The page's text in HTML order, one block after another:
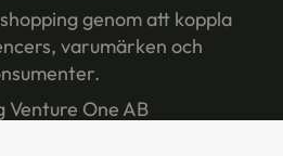
genom att koppla
varumärken och
Venture One AB